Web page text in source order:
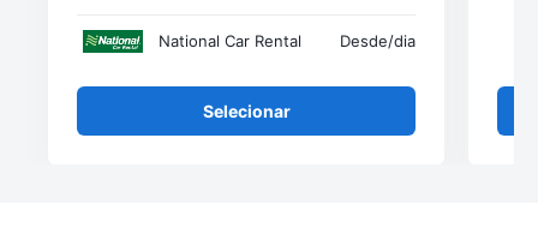
National Car Rental Desde/dia
Selecionar